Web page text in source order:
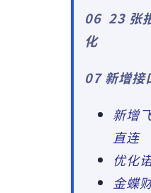
06 23 张
化
07 新增接
新增
直连
优化
金蝶